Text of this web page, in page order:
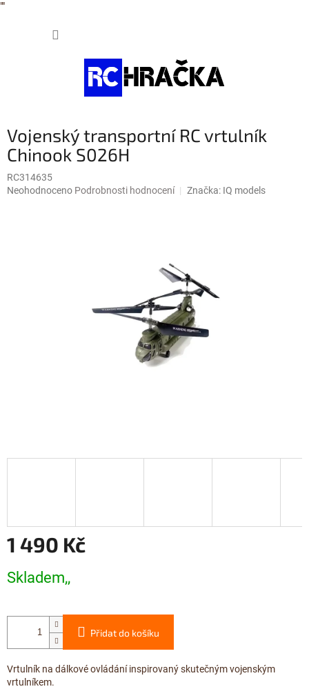
""
Vojenský transportní RC vrtulník
Chinook S026H
RC314635
Průměrné
Neohodnoceno Podrobnosti hodnocení Značka: IQ models
1 490 Kč
cena:
Skladem,,
Přidat do košíku
Vrtulník na dálkové ovládání inspirovaný skutečným vojenským
vrtulníkem.